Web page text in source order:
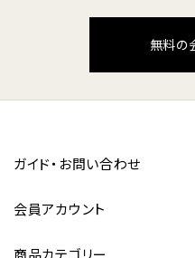
無料の
ガイド・お問い合わせ
会員アカウント
商品カテゴリー